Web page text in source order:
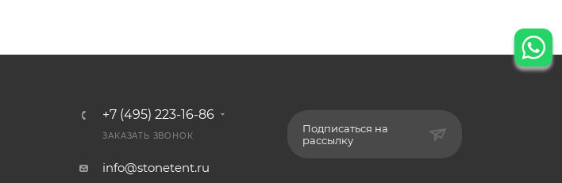
+7 (495) 223-16-86
ЗАКАЗАТЬ ЗВОНОК
info@stonetent.ru
Подписаться на
рассылку